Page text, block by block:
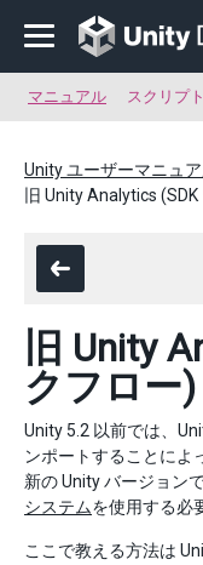
マニュアル スクリプ
Unity ユーザーマニュ
旧 Unity Analytics
旧 Unity
クフロー)
Unity 5.2 以前では、
ンポートすることによ
新の Unity バージョン
システムを使用する必
ここで教える方法は